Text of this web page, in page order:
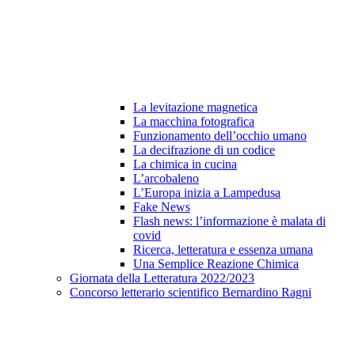
La levitazione magnetica
La macchina fotografica
Funzionamento dell’occhio umano
La decifrazione di un codice
La chimica in cucina
L’arcobaleno
L’Europa inizia a Lampedusa
Fake News
Flash news: l’informazione è malata di
covid
Ricerca, letteratura e essenza umana
Una Semplice Reazione Chimica
Giornata della Letteratura 2022/2023
Concorso letterario scientifico Bernardino Ragni